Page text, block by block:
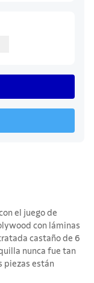
el juego de
con láminas
castaño de 6
nunca fue tan
piezas están